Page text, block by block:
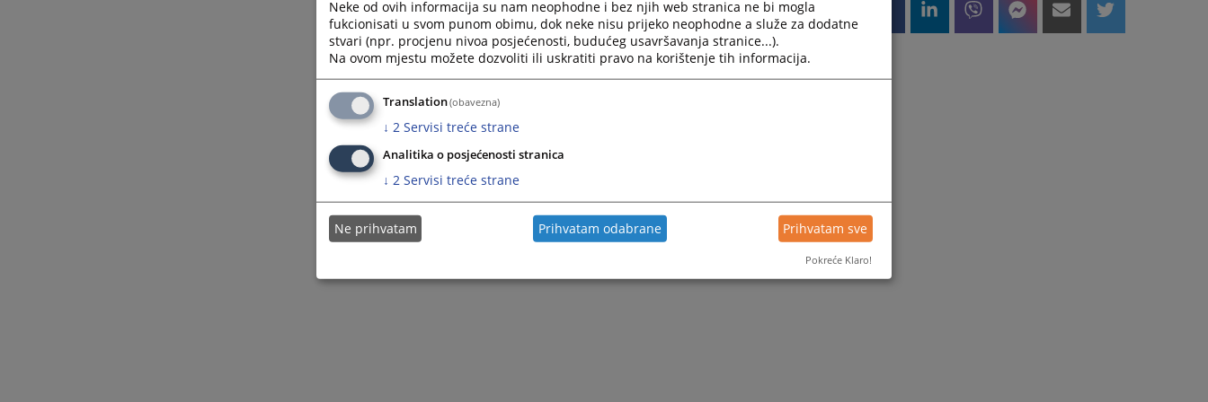
Neke od ovih informacija su nam neophodne i bez njih web stranica ne bi mogla
fukcionisati u svom punom obimu, dok neke nisu prijeko neophodne a služe za dodatne
stvari (npr. procjenu nivoa posjećenosti, budućeg usavršavanja stranice...).
Na ovom mjestu možete dozvoliti ili uskratiti pravo na korištenje tih informacija.
Translation(obavezna)
↓ 2 Servisi treće strane
Analitika o posjećenosti stranica
↓ 2 Servisi treće strane
Ne prihvatam Prihvatam odabrane Prihvatam sve
Pokreće Klaro!